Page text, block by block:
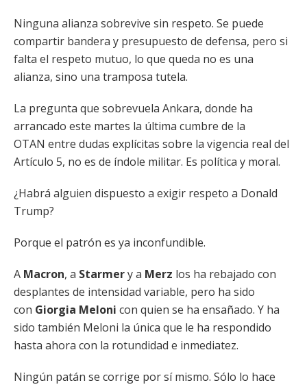
Ninguna alianza sobrevive sin respeto. Se puede
compartir bandera y presupuesto de defensa, pero si
falta el respeto mutuo, lo que queda no es una
alianza, sino una tramposa tutela.
La pregunta que sobrevuela Ankara, donde ha
arrancado este martes la última cumbre de la
OTAN entre dudas explícitas sobre la vigencia real del
Artículo 5, no es de índole militar. Es política y moral.
¿Habrá alguien dispuesto a exigir respeto a Donald
Trump?
Porque el patrón es ya inconfundible.
A Macron, a Starmery a Merz los ha rebajado con
desplantes de intensidad variable, pero ha sido
con Giorgia Meloni con quien se ha ensañado. Y ha
sido también Meloni la única que le ha respondido
hasta ahora con la rotundidad e inmediatez.
Ningún patán se corrige por sí mismo. Sólo lo hace